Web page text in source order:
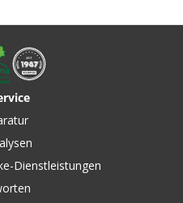
Dienstleistungen